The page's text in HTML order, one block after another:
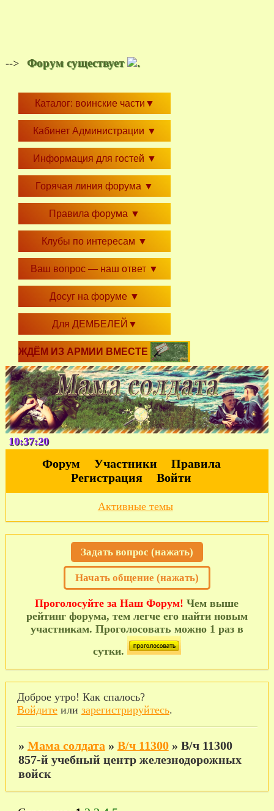
--> Форум существует .
Каталог: воинские части ▼
Кабинет Администрации ▼
Информация для гостей ▼
Горячая линия форума ▼
Правила форума ▼
Клубы по интересам ▼
Ваш вопрос — наш ответ ▼
Досуг на форуме ▼
Для ДЕМБЕЛЕЙ ▼
ЖДЁМ ИЗ АРМИИ ВМЕСТЕ
10:37:21
Форум Участники
Правила
Регистрация
Войти
Активные темы
Задать вопрос (нажать)
Начать общение (нажать)
Проголосуйте за Наш Форум! Чем выше
рейтинг форума, тем легче его найти новым
участникам. Проголосовать можно 1 раз в
сутки.
Доброе утро! Как спалось?
Войдитеили зарегистрируйтесь.
» Мама солдата » В/ч 11300 » В/ч 11300
857-й учебный центр железнодорожных
войск